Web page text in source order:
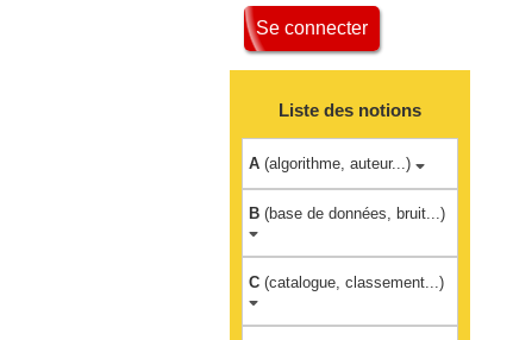
Se connecter
Liste des notions
A(algorithme, auteur...)
B(base de données, bruit...)
C(catalogue, classement...)